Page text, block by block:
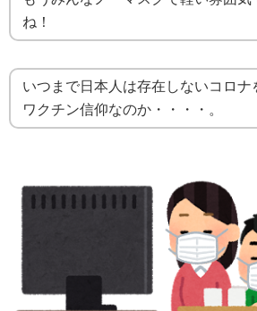
ね！
いつまで日本人は存在しないコロナ
ワクチン信仰なのか・・・・。